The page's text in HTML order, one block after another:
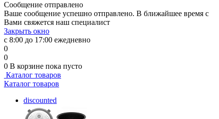
Сообщение отправлено
Ваше сообщение успешно отправлено. В ближайшее время с
Вами свяжется наш специалист
Закрыть окно
с 8:00 до 17:00 ежедневно
0
0
0 В корзине пока пусто
Каталог товаров
Каталог товаров
discounted